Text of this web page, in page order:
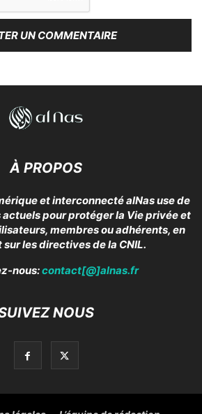
À PROPOS
et interconnecté alNas use de
pour protéger la Vie privée et
membres ou adhérents, en
sur les directives de la CNIL.
nous:contact[@]alnas.fr
NOUS